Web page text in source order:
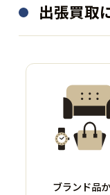
出張買取
ブランド品